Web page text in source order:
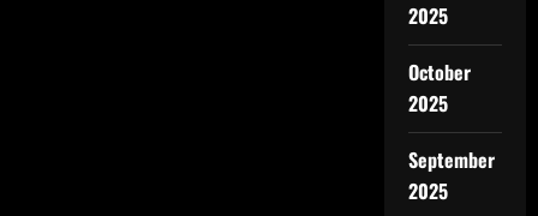
2025
October
2025
September
2025